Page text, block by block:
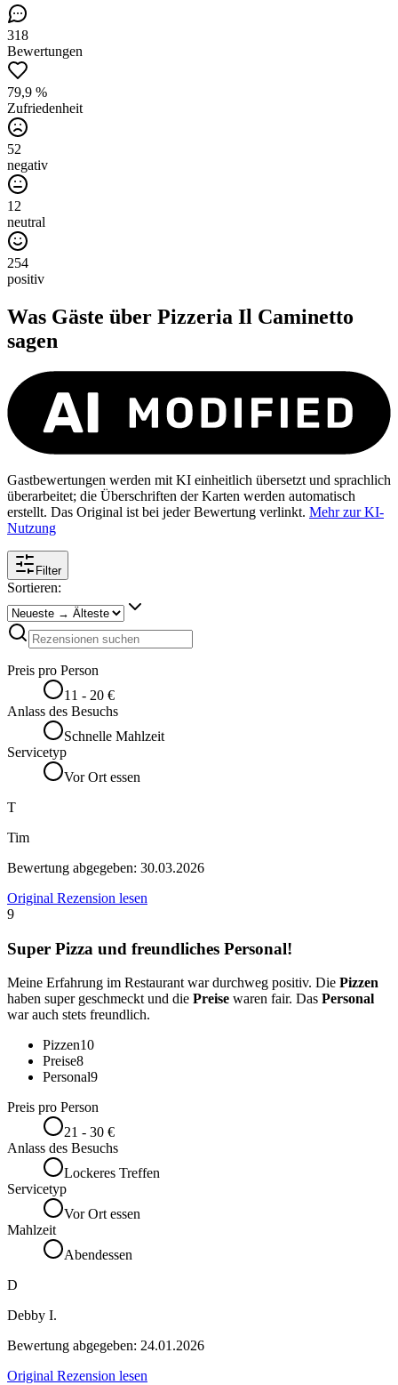
318
Bewertungen
79,9 %
Zufriedenheit
52
negativ
12
neutral
254
positiv
Was Gäste über Pizzeria Il Caminetto
sagen
Gastbewertungen werden mit KI einheitlich übersetzt und sprachlich
überarbeitet; die Überschriften der Karten werden automatisch
erstellt. Das Original ist bei jeder Bewertung verlinkt. Mehr zur KI-
Nutzung
Filter
Sortieren:
Preis pro Person
11 - 20 €
Anlass des Besuchs
Schnelle Mahlzeit
Servicetyp
Vor Ort essen
T
Tim
Bewertung abgegeben: 30.03.2026
Original Rezension lesen
9
Super Pizza und freundliches Personal!
Meine Erfahrung im Restaurant war durchweg positiv. Die Pizzen
haben super geschmeckt und die Preise waren fair. Das Personal
war auch stets freundlich.
Pizzen10
Preise8
Personal9
Preis pro Person
21 - 30 €
Anlass des Besuchs
Lockeres Treffen
Servicetyp
Vor Ort essen
Mahlzeit
Abendessen
D
Debby I.
Bewertung abgegeben: 24.01.2026
Original Rezension lesen